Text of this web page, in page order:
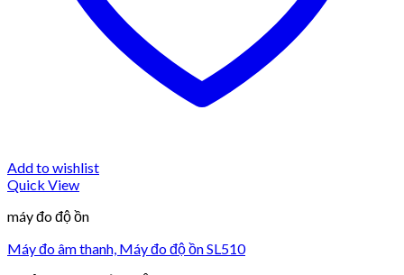
Add to wishlist
Quick View
máy đo độ ồn
Máy đo âm thanh, Máy đo độ ồn SL510